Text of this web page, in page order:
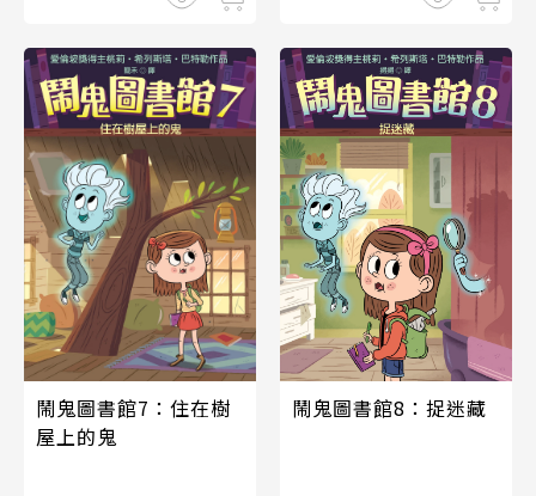
鬧鬼圖書館7：住在樹
屋上的鬼
鬧鬼圖書館8：捉迷藏